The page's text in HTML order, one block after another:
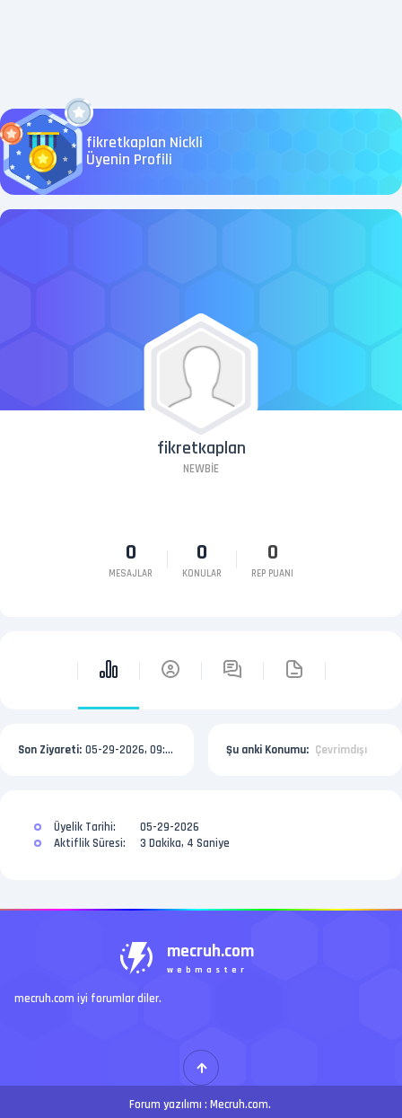
fikretkaplan Nickli
Üyenin Profili
0
MESAJLAR
0
KONULAR
0
REP PUANI
fikretkaplan
NEWBIE
Son Ziyareti: 05-29-2026, 09:55 PM Şu anki Konumu: Çevrimdışı
Üyelik Tarihi:
05-29-2026
Aktiflik Süresi:
3 Dakika, 4 Saniye
mecruh.com
webmaster
mecruh.com iyi forumlar diler.
Forum yazılımı : Mecruh.com.